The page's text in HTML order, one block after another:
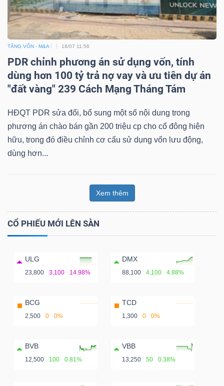
TĂNG VỐN - M&A 18/07 11:56
PDR chỉnh phương án sử dụng vốn, tính
dùng hơn 100 tỷ trả nợ vay và ưu tiên dự án
"đất vàng" 239 Cách Mạng Tháng Tám
HĐQT PDR sửa đổi, bổ sung một số nội dung trong
phương án chào bán gần 200 triệu cp cho cổ đông hiện
hữu, trong đó điều chỉnh cơ cấu sử dụng vốn lưu động,
dùng hơn...
Xem thêm
CỔ PHIẾU MỚI LÊN SÀN
ULG
23,800 3,100 14.98%
DMX
88,100 4,100 4.88%
BCG
2,500 0 0%
TCD
1,300 0 0%
BVB
12,500 100 0.81%
VBB
13,250 50 0.38%